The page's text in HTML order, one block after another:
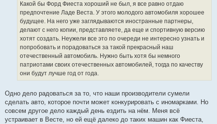
Какой бы Форд Фиеста хороший не был, я все равно отдаю
предпочтение Ладе Веста. У этого молодого автомобиля хорошее
будущее. На него уже заглядываются иностранные партнеры,
делают с него копии, представляете, да еще и спортивную версию
хотят создать. Неужели все это по очереди не интересно узнать и
попробовать и порадоваться за такой прекрасный наш
отечественный автомобиль. Нужно быть хотя бы немного
патриотами своих отечественных автомобилей, тогда по качеству
они будут лучше год от года.
Одно дело радоваться за то, что наши производители сумели
сделать авто, которое почти может конкурировать с иномарками. Но
совсем другое дело каждый день ездить на нём. Меня всё
устраивает в Весте, но ей ещё далеко до таких машин как Фиеста,